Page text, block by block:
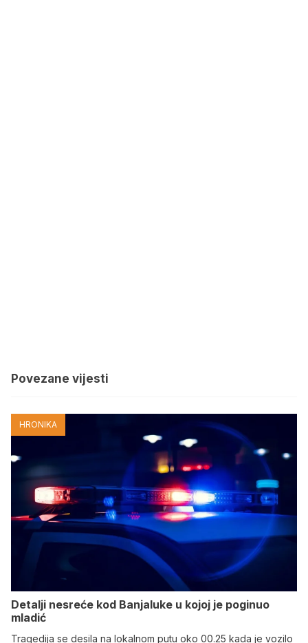
Povezane vijesti
HRONIKA
Detalji nesreće kod Banjaluke u kojoj je poginuo
mladić
Tragedija se desila na lokalnom putu oko 00.25 kada je vozilo